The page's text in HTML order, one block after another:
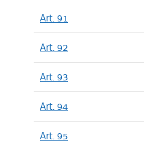
Art. 91
Art. 92
Art. 93
Art. 94
Art. 95